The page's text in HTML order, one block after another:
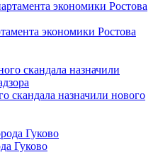
экономики Ростова
скандала назначили нового
Гуково